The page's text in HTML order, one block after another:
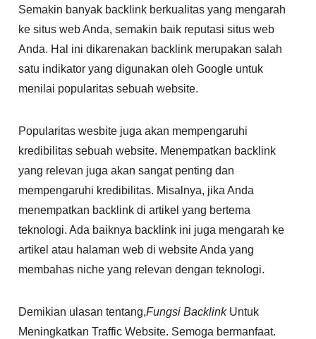
Semakin banyak backlink berkualitas yang mengarah
ke situs web Anda, semakin baik reputasi situs web
Anda. Hal ini dikarenakan backlink merupakan salah
satu indikator yang digunakan oleh Google untuk
menilai popularitas sebuah website.
Popularitas wesbite juga akan mempengaruhi
kredibilitas sebuah website. Menempatkan backlink
yang relevan juga akan sangat penting dan
mempengaruhi kredibilitas. Misalnya, jika Anda
menempatkan backlink di artikel yang bertema
teknologi. Ada baiknya backlink ini juga mengarah ke
artikel atau halaman web di website Anda yang
membahas niche yang relevan dengan teknologi.
Demikian ulasan tentang,Fungsi BacklinkUntuk
Meningkatkan Traffic Website. Semoga bermanfaat.